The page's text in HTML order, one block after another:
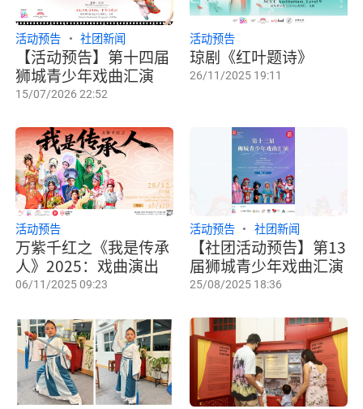
【活动预告】第十四届
狮城青少年戏曲汇演
活动预告 社团新闻
15/07/2026 22:52
琼剧《红叶题诗》
活动预告
26/11/2025 19:11
万紫千红之《我是传承
人》2025：戏曲演出
活动预告
06/11/2025 09:23
【社团活动预告】第13
届狮城青少年戏曲汇演
活动预告 社团新闻
25/08/2025 18:36